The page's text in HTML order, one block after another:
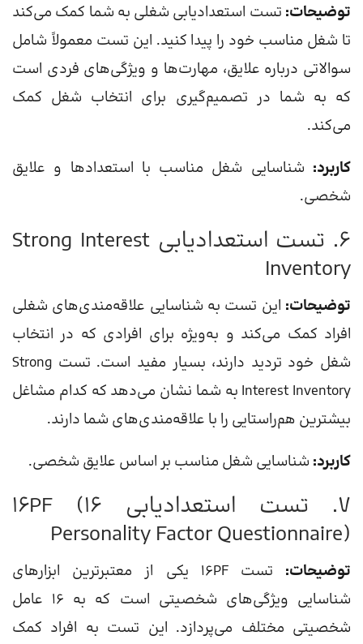
توضیحات: تست استعدادیابی شغلی به شما کمک می‌کند
تا شغل مناسب خود را پیدا کنید. این تست معمولاً شامل
سوالاتی درباره علایق، مهارت‌ها و ویژگی‌های فردی است
که به شما در تصمیم‌گیری برای انتخاب شغل کمک
می‌کند.
کاربرد: شناسایی شغل مناسب با استعدادها و علایق
شخصی.
6. تست استعدادیابی Strong Interest
Inventory
توضیحات: این تست به شناسایی علاقه‌مندی‌های شغلی
افراد کمک می‌کند و به‌ویژه برای افرادی که در انتخاب
شغل خود تردید دارند، بسیار مفید است. تست Strong
Interest Inventory به شما نشان می‌دهد که کدام مشاغل
بیشترین هم‌راستایی را با علاقه‌مندی‌های شما دارند.
کاربرد: شناسایی شغل مناسب بر اساس علایق شخصی.
7. تست استعدادیابی 16PF (16
Personality Factor Questionnaire)
توضیحات:
تست 16PF یکی از معتبرترین ابزارهای
شناسایی ویژگی‌های شخصیتی است که به 16 عامل
شخصیتی مختلف می‌پردازد. این تست به افراد کمک